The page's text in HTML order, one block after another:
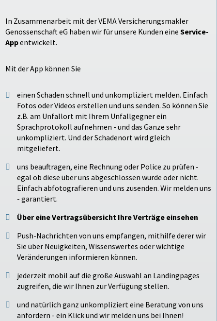
In Zusammenarbeit mit der VEMA Versicherungsmakler
Genossenschaft eG haben wir für unsere Kunden eineService-
Appentwickelt.
Mit der App können Sie
einen Schaden schnell und unkompliziert melden. Einfach
Fotos oder Videos erstellen und uns senden. So können Sie
z.B. am Unfallort mit Ihrem Unfallgegner ein
Sprachprotokoll aufnehmen - und das Ganze sehr
unkompliziert. Und der Schadenort wird gleich
mitgeliefert.
uns beauftragen, eine Rechnung oder Police zu prüfen -
egal ob diese über uns abgeschlossen wurde oder nicht.
Einfach abfotografieren und uns zusenden. Wir melden uns
- garantiert.
Über eine Vertragsübersicht Ihre Verträge einsehen
Push-Nachrichten von uns empfangen, mithilfe derer wir
Sie über Neuigkeiten, Wissenswertes oder wichtige
Veränderungen informieren können.
jederzeit mobil auf die große Auswahl an Landingpages
zugreifen, die wir Ihnen zur Verfügung stellen.
und natürlich ganz unkompliziert eine Beratung von uns
anfordern - ein Klick und wir melden uns bei Ihnen!